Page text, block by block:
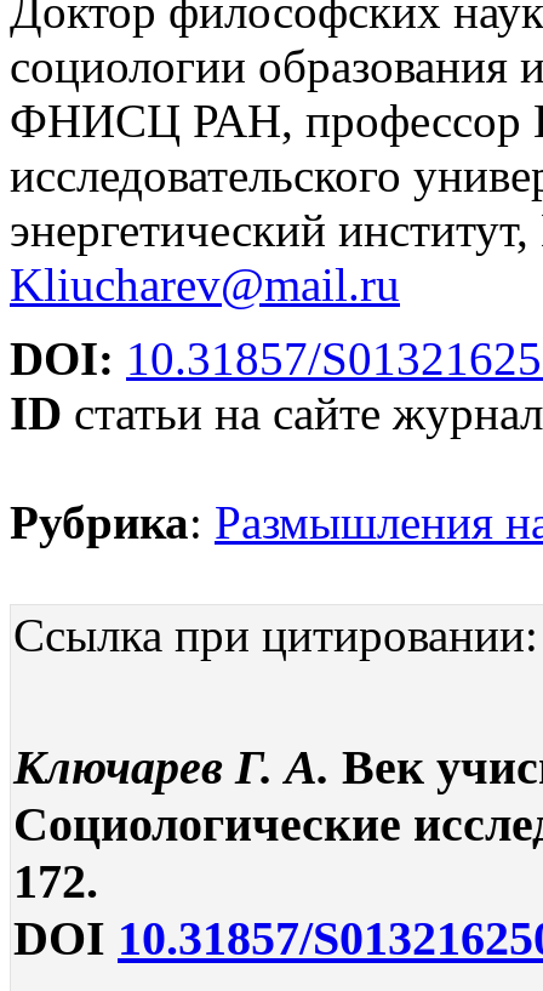
Доктор философских
социологии образования
ФНИСЦ РАН, профессор
исследовательского
энергетический
Kliucharev@mail.ru
DOI: 10.31857/
ID статьи на сайте
Рубрика: Размышления
Ссылка при цитировании:
Ключарев Г. А. Век
Социологические
172.
DOI 10.31857/